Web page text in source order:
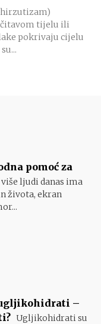
čitavom tijelu ili
pomoć za
više ljudi danas ima
života, ekran
–
Ugljikohidrati su